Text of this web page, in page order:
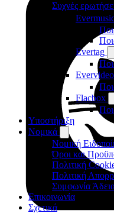
Συχνές
Evertag
Evervideo
Flacbox
Υποστήριξη
Νομικά
Νομική
Όροι και
Πολιτική
Πολιτική
Συμφωνία
Επικοινωνία
Σχετικά